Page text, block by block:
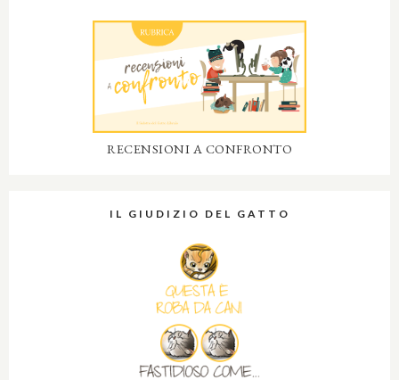
RECENSIONI A CONFRONTO
IL GIUDIZIO DEL GATTO